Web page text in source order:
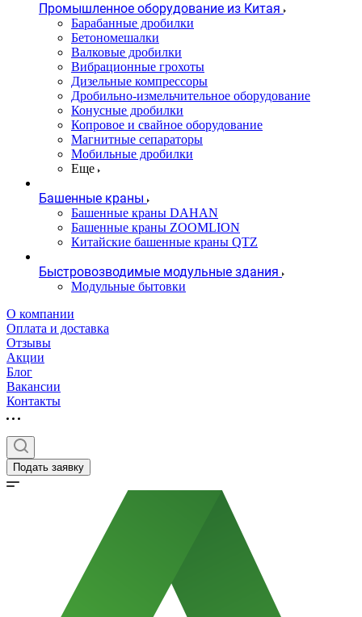
Промышленное оборудование из Китая
Барабанные дробилки
Бетономешалки
Валковые дробилки
Вибрационные грохоты
Дизельные компрессоры
Дробильно-измельчительное оборудование
Конусные дробилки
Копровое и свайное оборудование
Магнитные сепараторы
Мобильные дробилки
Еще
Башенные краны
Башенные краны DAHAN
Башенные краны ZOOMLION
Китайские башенные краны QTZ
Быстровозводимые модульные здания
Модульные бытовки
О компании
Оплата и доставка
Отзывы
Акции
Блог
Вакансии
Контакты
Подать заявку